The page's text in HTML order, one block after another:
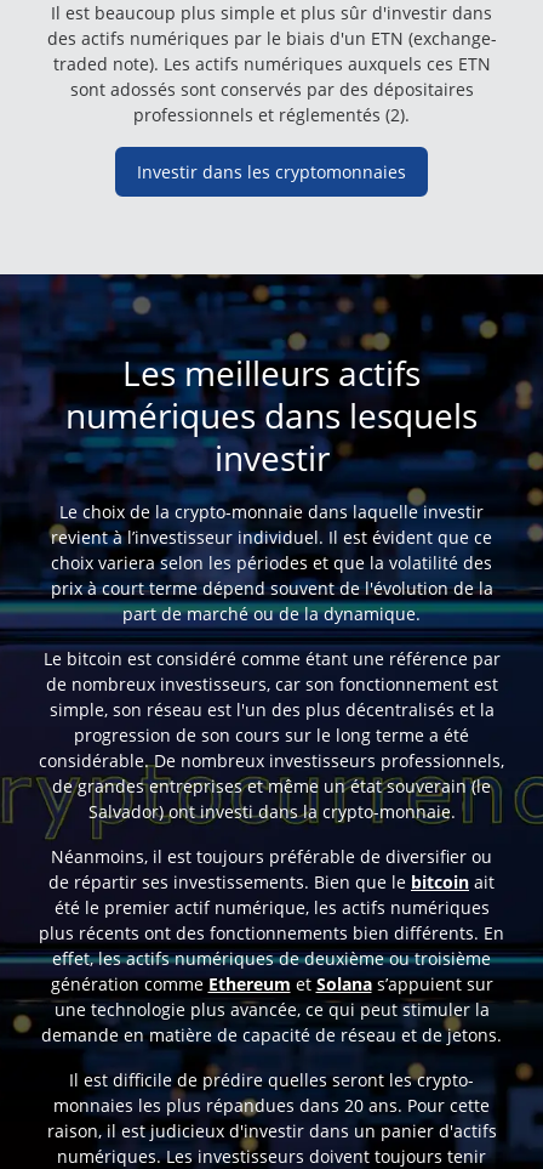
Il est beaucoup plus simple et plus sûr d'investir dans
des actifs numériques par le biais d'un ETN (exchange-
traded note). Les actifs numériques auxquels ces ETN
sont adossés sont conservés par des dépositaires
professionnels et réglementés (2).
Investir dans les cryptomonnaies
Les meilleurs actifs
numériques dans lesquels
investir
Le choix de la crypto-monnaie dans laquelle investir
revient à l’investisseur individuel. Il est évident que ce
choix variera selon les périodes et que la volatilité des
prix à court terme dépend souvent de l'évolution de la
part de marché ou de la dynamique.
Le bitcoin est considéré comme étant une référence par
de nombreux investisseurs, car son fonctionnement est
simple, son réseau est l'un des plus décentralisés et la
progression de son cours sur le long terme a été
considérable. De nombreux investisseurs professionnels,
de grandes entreprises et même un état souverain (le
Salvador) ont investi dans la crypto-monnaie.
Néanmoins, il est toujours préférable de diversifier ou
de répartir ses investissements. Bien que le bitcoin ait
été le premier actif numérique, les actifs numériques
plus récents ont des fonctionnements bien différents. En
effet, les actifs numériques de deuxième ou troisième
génération commeEthereumetSolanas’appuient sur
une technologie plus avancée, ce qui peut stimuler la
demande en matière de capacité de réseau et de jetons.
Il est difficile de prédire quelles seront les crypto-
monnaies les plus répandues dans 20 ans. Pour cette
raison, il est judicieux d'investir dans un panier d'actifs
numériques. Les investisseurs doivent toujours tenir